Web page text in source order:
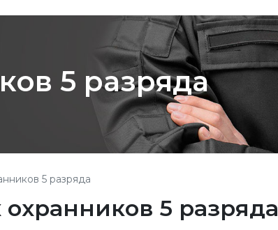
5 разряда
5 разряда
5 разряда